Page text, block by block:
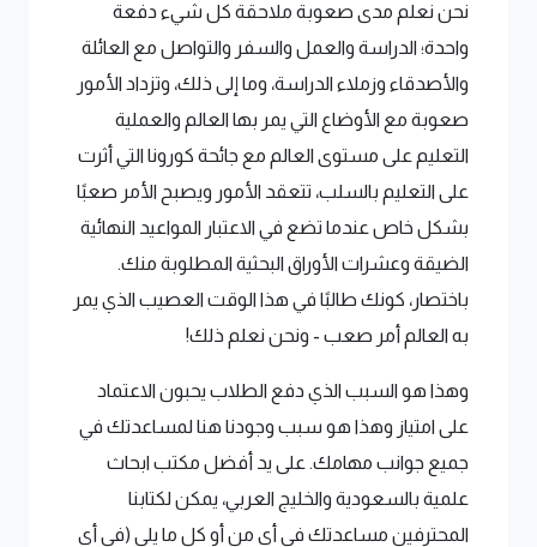
نحن نعلم مدى صعوبة ملاحقة كل شيء دفعة
واحدة؛ الدراسة والعمل والسفر والتواصل مع العائلة
والأصدقاء وزملاء الدراسة، وما إلى ذلك، وتزداد الأمور
صعوبة مع الأوضاع التي يمر بها العالم والعملية
التعليم على مستوى العالم مع جائحة كورونا التي أثرت
على التعليم بالسلب، تتعقد الأمور ويصبح الأمر صعبًا
بشكل خاص عندما تضع في الاعتبار المواعيد النهائية
الضيقة وعشرات الأوراق البحثية المطلوبة منك.
باختصار، كونك طالبًا في هذا الوقت العصيب الذي يمر
به العالم أمر صعب - ونحن نعلم ذلك!
وهذا هو السبب الذي دفع الطلاب يحبون الاعتماد
على امتياز وهذا هو سبب وجودنا هنا لمساعدتك في
جميع جوانب مهامك. على يد أفضل مكتب ابحاث
علمية بالسعودية والخليج العربي، يمكن لكتابنا
المحترفين مساعدتك في أي من أو كل ما يلي (في أي